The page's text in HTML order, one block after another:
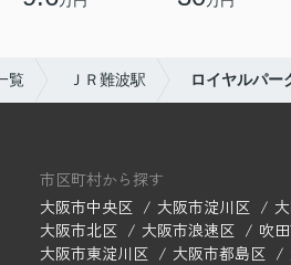
覧 ＪＲ難波駅 ロイヤルパ
市区町村から探す
大阪市中央区
大阪市淀川区
大阪市北区
大阪市浪速区 吹
大阪市東淀川区
大阪市都島区